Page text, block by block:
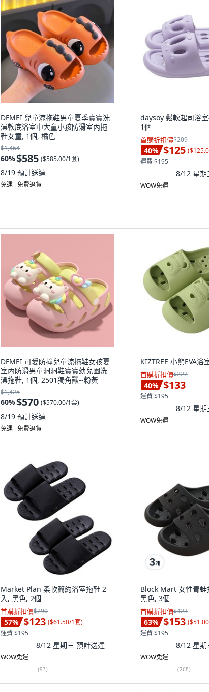
DFMEI 兒童涼拖鞋男童夏季寶寶洗
澡軟底浴室中大童小孩防滑室內拖
鞋女童, 1個, 橘色
$1,464
60%$585 ($585.00/1套)
8/19 預計送達
免運 ∙ 免費退貨
daysoy 鬆軟起司浴
1個
首購折扣價$209
40% $125 (
運費 $195
8/12 星期
WOW免運
DFMEI 可愛防撞兒童涼拖鞋女孩夏
室內防滑男童洞洞鞋寶寶幼兒園洗
澡拖鞋, 1個, 2501獨角獸--粉黃
$1,425
60%$570 ($570.00/1套)
8/19 預計送達
免運 ∙ 免費退貨
KIZTREE 小熊EVA浴
首購折扣價$222
40% $133
運費 $195
8/12 星期
WOW免運
Market Plan 柔軟簡約浴室拖鞋 2
入, 黑色, 2個
首購折扣價$290
57% $123 ($61.50/1套)
運費 $195
8/12 星期三 預計送達
WOW免運
(93)
Block Mart 女性青蛙
黑色, 3個
首購折扣價$423
63% $153 (
運費 $195
8/12 星期
WOW免運
(268)